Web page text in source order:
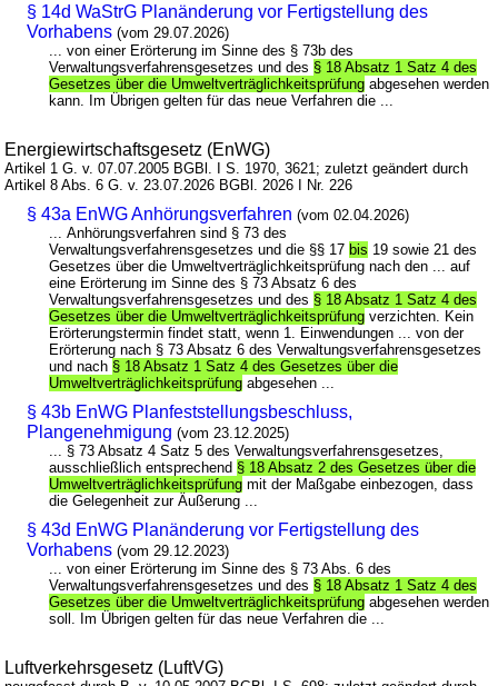
§ 14d WaStrG Planänderung vor Fertigstellung des
Vorhabens (vom 29.07.2026)
... von einer Erörterung im Sinne des § 73b des
Verwaltungsverfahrensgesetzes und des § 18 Absatz 1 Satz 4 des
Gesetzes über die Umweltverträglichkeitsprüfung abgesehen werden
kann. Im Übrigen gelten für das neue Verfahren die ...
Energiewirtschaftsgesetz (EnWG)
Artikel 1 G. v. 07.07.2005 BGBl. I S. 1970, 3621; zuletzt geändert durch
Artikel 8 Abs. 6 G. v. 23.07.2026 BGBl. 2026 I Nr. 226
§ 43a EnWG Anhörungsverfahren (vom 02.04.2026)
... Anhörungsverfahren sind § 73 des
Verwaltungsverfahrensgesetzes und die §§ 17bis 19 sowie 21 des
Gesetzes über die Umweltverträglichkeitsprüfung nach den ... auf
eine Erörterung im Sinne des § 73 Absatz 6 des
Verwaltungsverfahrensgesetzes und des § 18 Absatz 1 Satz 4 des
Gesetzes über die Umweltverträglichkeitsprüfung verzichten. Kein
Erörterungstermin findet statt, wenn 1. Einwendungen ... von der
Erörterung nach § 73 Absatz 6 des Verwaltungsverfahrensgesetzes
und nach § 18 Absatz 1 Satz 4 des Gesetzes über die
Umweltverträglichkeitsprüfung abgesehen ...
§ 43b EnWG Planfeststellungsbeschluss,
Plangenehmigung (vom 23.12.2025)
... § 73 Absatz 4 Satz 5 des Verwaltungsverfahrensgesetzes,
ausschließlich entsprechend § 18 Absatz 2 des Gesetzes über die
Umweltverträglichkeitsprüfung mit der Maßgabe einbezogen, dass
die Gelegenheit zur Äußerung ...
§ 43d EnWG Planänderung vor Fertigstellung des
Vorhabens (vom 29.12.2023)
... von einer Erörterung im Sinne des § 73 Abs. 6 des
Verwaltungsverfahrensgesetzes und des § 18 Absatz 1 Satz 4 des
Gesetzes über die Umweltverträglichkeitsprüfung abgesehen werden
soll. Im Übrigen gelten für das neue Verfahren die ...
Luftverkehrsgesetz (LuftVG)